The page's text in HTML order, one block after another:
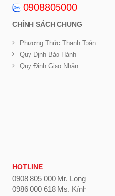
0908805000
CHÍNH SÁCH CHUNG
Phương Thức Thanh Toán
Quy Định Bảo Hành
Quy Định Giao Nhận
HOTLINE
0908 805 000 Mr. Long
0986 000 618 Ms. Kính